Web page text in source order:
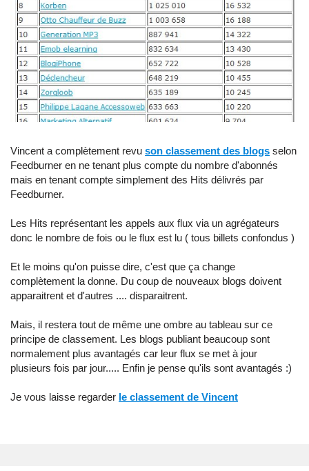
Vincent a complètement revu son classement des blogs selon
Feedburner en ne tenant plus compte du nombre d'abonnés
mais en tenant compte simplement des Hits délivrés par
Feedburner.
Les Hits représentant les appels aux flux via un agrégateurs
donc le nombre de fois ou le flux est lu ( tous billets confondus )
Et le moins qu'on puisse dire, c'est que ça change
complètement la donne. Du coup de nouveaux blogs doivent
apparaitrent et d'autres .... disparaitrent.
Mais, il restera tout de même une ombre au tableau sur ce
principe de classement. Les blogs publiant beaucoup sont
normalement plus avantagés car leur flux se met à jour
plusieurs fois par jour..... Enfin je pense qu'ils sont avantagés :)
Je vous laisse regarder le classement de Vincent